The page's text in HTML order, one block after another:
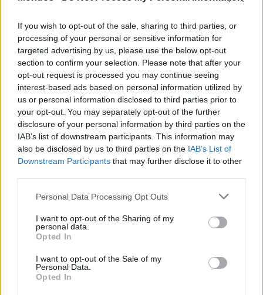
If you wish to opt-out of the sale, sharing to third parties, or
processing of your personal or sensitive information for
targeted advertising by us, please use the below opt-out
section to confirm your selection. Please note that after your
opt-out request is processed you may continue seeing
interest-based ads based on personal information utilized by
us or personal information disclosed to third parties prior to
your opt-out. You may separately opt-out of the further
disclosure of your personal information by third parties on the
IAB’s list of downstream participants. This information may
also be disclosed by us to third parties on the IAB’s List of
Downstream Participants that may further disclose it to other
Personal Data Processing Opt Outs
I want to opt-out of the Sharing of my
personal data.
Opted In
I want to opt-out of the Sale of my
Personal Data.
Opted In
In questa prospettiva, si sottolinea che l’ultimo ciclo di gare,
avviato successivamente all’intervento dell’Autorità, ha
registrato un incremento di valore.
In ragione della gravità della condotta, l’Autorità ha quindi deciso
di irrogare sanzioni, ai soggetti parti dell’intesa, per un totale di
circa 67 milioni di euro.
CONDIVIDI QUESTO ARTICOLO:
WhatsApp